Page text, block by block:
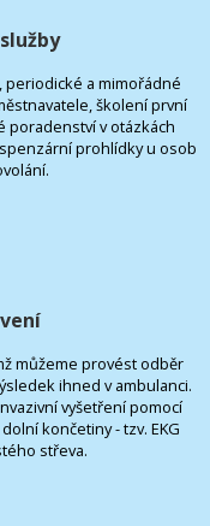
a mimořádné
školení první
poradenství v otázkách
prohlídky u osob
můžeme provést odběr
ihned v ambulanci.
vyšetření pomocí
končetiny - tzv. EKG
střeva.